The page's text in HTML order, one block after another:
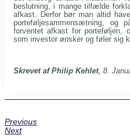
beslutning, i mange tilfælde
afkast. Derfor bør man altid
porteføljesammensætning, og
forventet afkast for porteføljen,
som investor ønsker og føler sig
Skrevet af Philip Kehlet, 8.
Previous
Next